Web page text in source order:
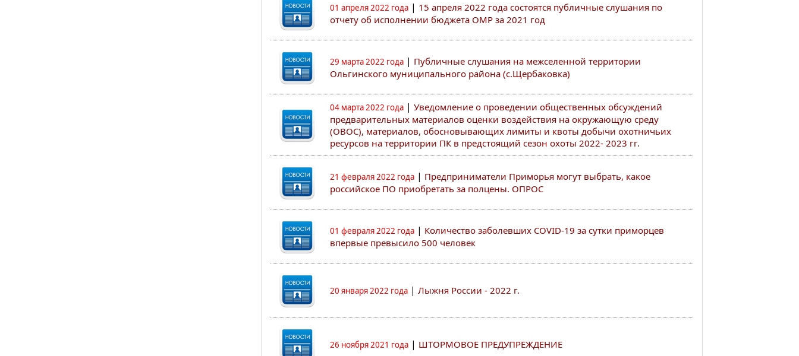
01 апреля 2022 года | 15 апреля 2022 года состоятся публичные слушания по
отчету об исполнении бюджета ОМР за 2021 год
29 марта 2022 года | Публичные слушания на межселенной территории
Ольгинского муниципального района (с.Щербаковка)
04 марта 2022 года | Уведомление о проведении общественных обсуждений
предварительных материалов оценки воздействия на окружающую среду
(ОВОС), материалов, обосновывающих лимиты и квоты добычи охотничьих
ресурсов на территории ПК в предстоящий сезон охоты 2022- 2023 гг.
21 февраля 2022 года | Предприниматели Приморья могут выбрать, какое
российское ПО приобретать за полцены. ОПРОС
01 февраля 2022 года | Количество заболевших COVID-19 за сутки приморцев
впервые превысило 500 человек
20 января 2022 года | Лыжня России - 2022 г.
26 ноября 2021 года | ШТОРМОВОЕ ПРЕДУПРЕЖДЕНИЕ